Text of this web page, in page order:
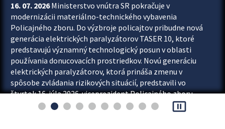
16. 07. 2026Ministerstvo vnútra SR pokračuje v
modernizácii materiálno-technického vybavenia
Policajného zboru. Do výzbroje policajtov pribudne nová
generácia elektrických paralyzátorov TASER 10, ktoré
predstavujú významný technologický posun v oblasti
používania donucovacích prostriedkov. Novú generáciu
elektrických paralyzátorov, ktorá prináša zmenu v
spôsobe zvládania rizikových situácií, predstavili vo
štvrtok 16. júla 2026 viceprezident Policajného zboru
Rastislav Polakovič a riaditeľ odboru výcviku...
pause_presentation